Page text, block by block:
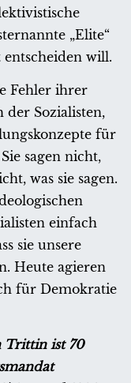
„Elite“
will.
Fehler ihrer
der Sozialisten,
für
sagen nicht,
was sie sagen.
einfach
sie unsere
Heute agieren
für Demokratie
Trittin ist 70